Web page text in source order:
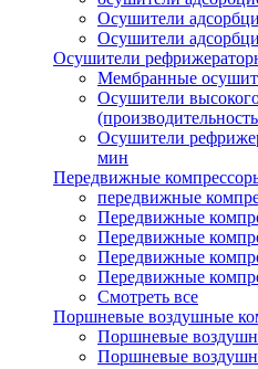
Осушители
Осушители
Осушители
Мембранные
Осушители
Осушители
мин
Передвижные
передвижные
Передвижные
Передвижные
Передвижные
Передвижные
Смотреть все
Поршневые воздушные
Поршневые
Поршневые